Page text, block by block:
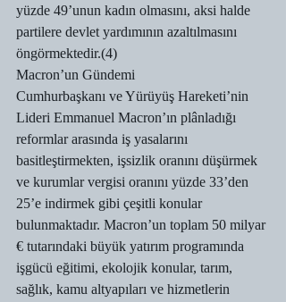
yüzde 49’unun kadın olmasını, aksi halde
partilere devlet yardımının azaltılmasını
öngörmektedir.(4)
Macron’un Gündemi
Cumhurbaşkanı ve Yürüyüş Hareketi’nin
Lideri Emmanuel Macron’ın plânladığı
reformlar arasında iş yasalarını
basitleştirmekten, işsizlik oranını düşürmek
ve kurumlar vergisi oranını yüzde 33’den
25’e indirmek gibi çeşitli konular
bulunmaktadır. Macron’un toplam 50 milyar
€ tutarındaki büyük yatırım programında
işgücü eğitimi, ekolojik konular, tarım,
sağlık, kamu altyapıları ve hizmetlerin